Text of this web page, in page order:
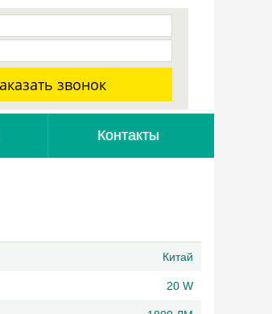
Контакты
Китай
20 W